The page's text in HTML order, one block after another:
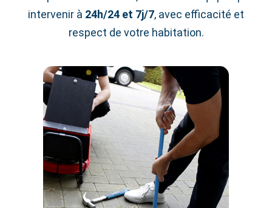
intervenir à 24h/24 et 7j/7, avec efficacité et
respect de votre habitation.